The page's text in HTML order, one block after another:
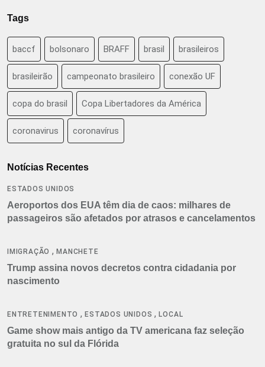
Tags
baccf bolsonaro BRAFF brasil brasileiros
brasileirão campeonato brasileiro conexão UF
copa do brasil Copa Libertadores da América
coronavirus coronavírus
Notícias Recentes
ESTADOS UNIDOS
Aeroportos dos EUA têm dia de caos: milhares de
passageiros são afetados por atrasos e cancelamentos
IMIGRAÇÃO ,MANCHETE
Trump assina novos decretos contra cidadania por
nascimento
ENTRETENIMENTO ,ESTADOS UNIDOS ,LOCAL
Game show mais antigo da TV americana faz seleção
gratuita no sul da Flórida